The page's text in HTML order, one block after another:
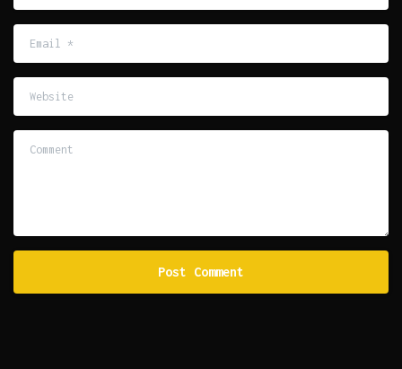
*
Website